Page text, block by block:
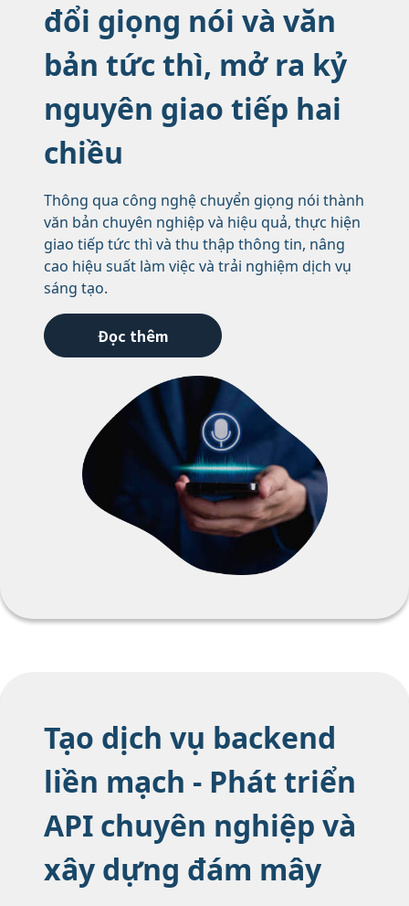
đổi giọng nói và văn
bản tức thì, mở ra kỷ
nguyên giao tiếp hai
chiều
Thông qua công nghệ chuyển giọng nói thành
văn bản chuyên nghiệp và hiệu quả, thực hiện
giao tiếp tức thì và thu thập thông tin, nâng
cao hiệu suất làm việc và trải nghiệm dịch vụ
sáng tạo.
Đọc thêm
Tạo dịch vụ backend
liền mạch - Phát triển
API chuyên nghiệp và
xây dựng đám mây